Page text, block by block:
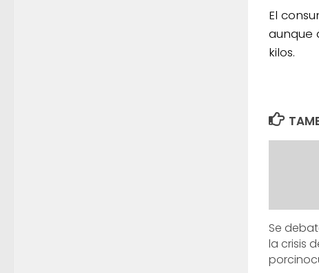
El
aunque
kilos.
Se
la crisis